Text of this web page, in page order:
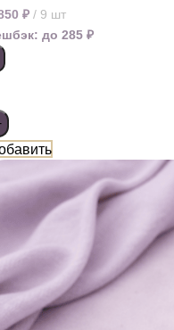
₽
9 шт
до 285 ₽